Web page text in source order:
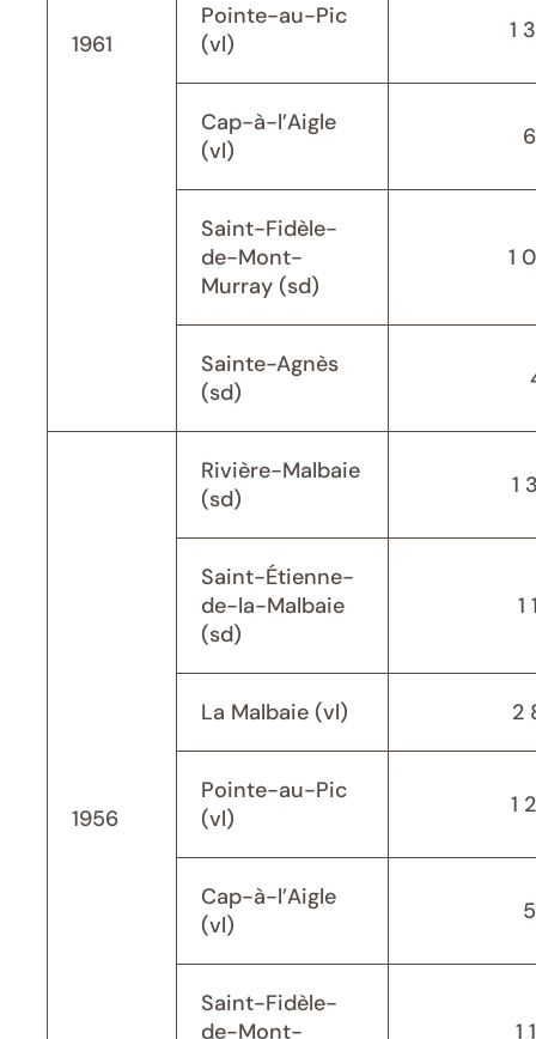
1961
Pointe-au-Pic
(vl)
1
Cap-à-l’Aigle
(vl)
Saint-Fidèle-
de-Mont-
Murray (sd)
1
Sainte-Agnès
(sd)
1956
Rivière-Malbaie
(sd)
1
Saint-Étienne-
de-la-Malbaie
(sd)
1
La Malbaie (vl) 2
Pointe-au-Pic
(vl)
1
Cap-à-l’Aigle
(vl)
Saint-Fidèle-
de-Mont-
1